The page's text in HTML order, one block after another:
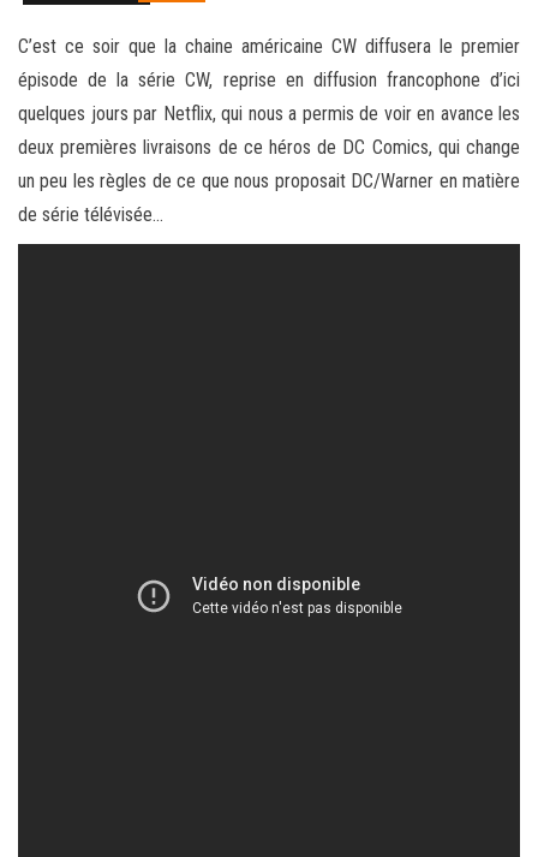
C’est ce soir que la chaine américaine CW diffusera le premier
épisode de la série CW, reprise en diffusion francophone d’ici
quelques jours par Netflix, qui nous a permis de voir en avance les
deux premières livraisons de ce héros de DC Comics, qui change
un peu les règles de ce que nous proposait DC/Warner en matière
de série télévisée…